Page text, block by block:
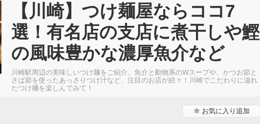
【川崎】つけ麺屋ならココ7
選！有名店の支店に煮干しや鰹
の風味豊かな濃厚魚介など
川崎駅周辺の美味しいつけ麺をご紹介。魚介と動物系のWスープや、かつお節と
さば節を使ったあっさりつけ汁など、注目のお店が続々！川崎でこだわりに溢れ
たつけ麺を楽しんでみて！
お気に入り追加